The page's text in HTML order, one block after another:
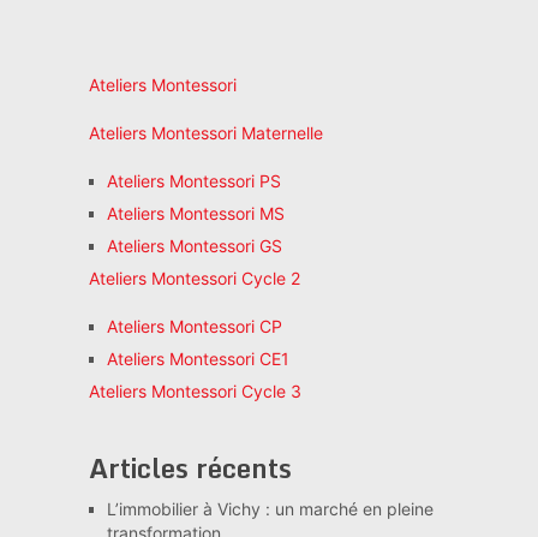
Ateliers Montessori
Ateliers Montessori Maternelle
Ateliers Montessori PS
Ateliers Montessori MS
Ateliers Montessori GS
Ateliers Montessori Cycle 2
Ateliers Montessori CP
Ateliers Montessori CE1
Ateliers Montessori Cycle 3
Articles récents
L’immobilier à Vichy : un marché en pleine
transformation